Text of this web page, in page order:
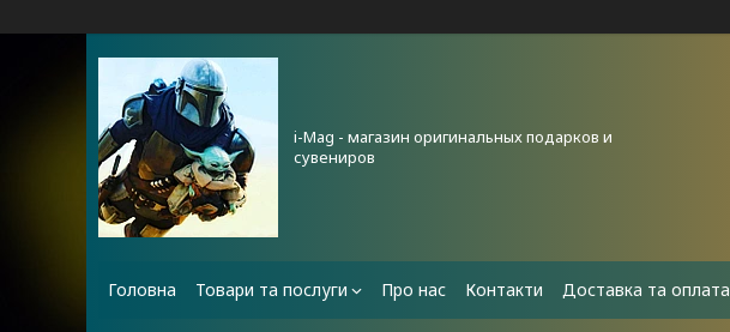
i-Mag - магазин оригинальных подарков и
сувениров
Головна Товари та послуги Про нас Контакти Доставка та оплата